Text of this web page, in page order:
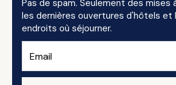
Pas de spam. Seulement des mises
les dernières ouvertures d'hôtels et
endroits où séjourner.